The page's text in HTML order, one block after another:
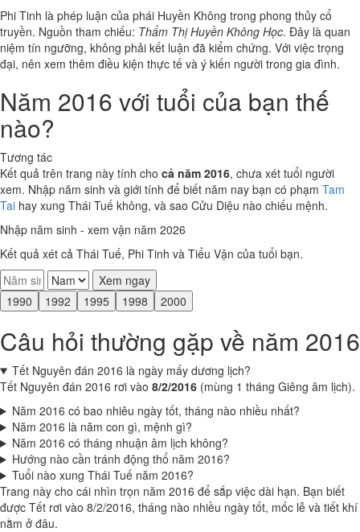
Phi Tinh là phép luận của phái Huyền Không trong phong thủy cổ
truyền. Nguồn tham chiếu: Thẩm Thị Huyền Không Học. Đây là quan
niệm tín ngưỡng, không phải kết luận đã kiểm chứng. Với việc trọng
đại, nên xem thêm điều kiện thực tế và ý kiến người trong gia đình.
Năm 2016 với tuổi của bạn thế
nào?
Tương tác
Kết quả trên trang này tính cho cả năm 2016, chưa xét tuổi người
xem. Nhập năm sinh và giới tính để biết năm nay bạn có phạm Tam
Tai hay xung Thái Tuế không, và sao Cửu Diệu nào chiếu mệnh.
Nhập năm sinh - xem vận năm 2026
Kết quả xét cả Thái Tuế, Phi Tinh và Tiểu Vận của tuổi bạn.
Xem ngay
1990
1992 1995 1998 2000
Câu hỏi thường gặp về năm 2016
Tết Nguyên đán 2016 là ngày mấy dương lịch?
Tết Nguyên đán 2016 rơi vào 8/2/2016 (mùng 1 tháng Giêng âm lịch).
Năm 2016 có bao nhiêu ngày tốt, tháng nào nhiều nhất?
Năm 2016 là năm con gì, mệnh gì?
Năm 2016 có tháng nhuận âm lịch không?
Hướng nào cần tránh động thổ năm 2016?
Tuổi nào xung Thái Tuế năm 2016?
Trang này cho cái nhìn trọn năm 2016 để sắp việc dài hạn. Bạn biết
được Tết rơi vào 8/2/2016, tháng nào nhiều ngày tốt, mốc lễ và tiết khí
nằm ở đâu.